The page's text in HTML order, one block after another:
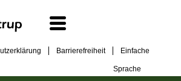
Barrierefreiheit Einfache
Sprache